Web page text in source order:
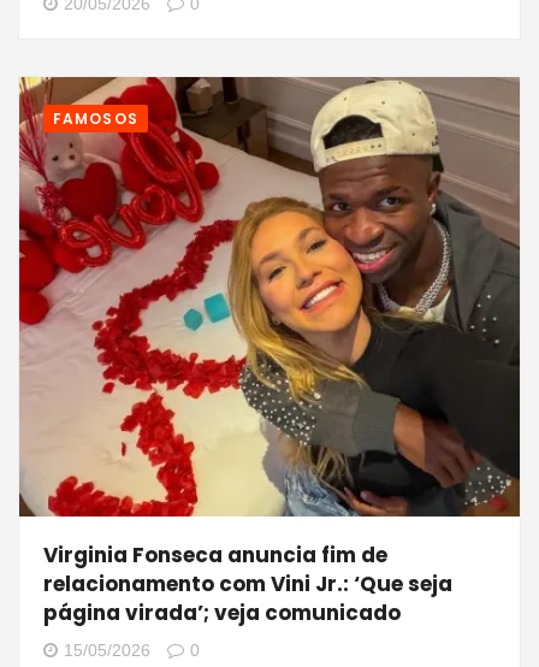
FAMOSOS
Virginia Fonseca anuncia fim de
relacionamento com Vini Jr.: ‘Que seja
página virada’; veja comunicado
15/05/2026 0